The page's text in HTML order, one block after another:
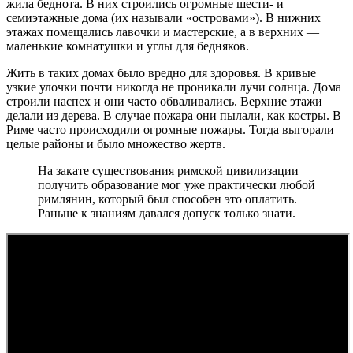
жила беднота. В них строились огромные шести- и
семиэтажные дома (их называли «островами»). В нижних
этажах помещались лавочки и мастерские, а в верхних —
маленькие комнатушки и углы для бедняков.
Жить в таких домах было вредно для здоровья. В кривые
узкие улочки почти никогда не проникали лучи солнца. Дома
строили наспех и они часто обваливались. Верхние этажи
делали из дерева. В случае пожара они пылали, как костры. В
Риме часто происходили огромные пожары. Тогда выгорали
целые районы и было множество жертв.
На закате существования римской цивилизации
получить образование мог уже практически любой
римлянин, который был способен это оплатить.
Раньше к знаниям давался допуск только знати.